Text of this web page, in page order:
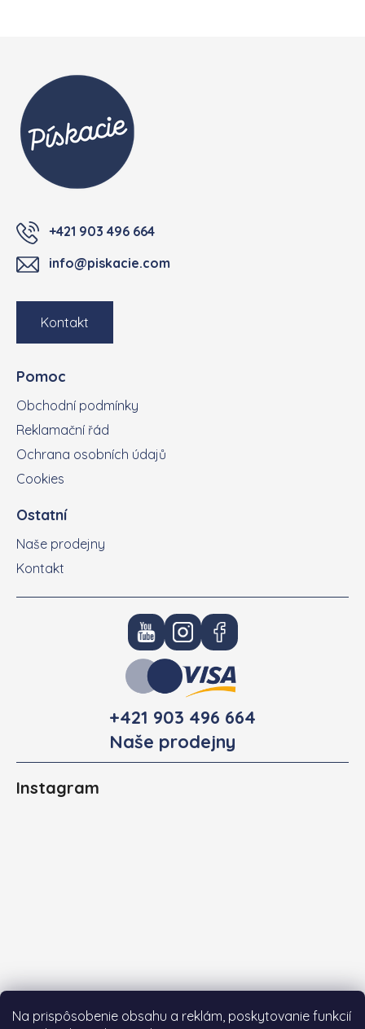
Na prispôsobenie obsahu a reklám, poskytovanie funkcií
+421 903 496 664
info@piskacie.com
Kontakt
Pomoc
Obchodní podmínky
Reklamační řád
Ochrana osobních údajů
Cookies
Ostatní
Naše prodejny
Kontakt
+421 903 496 664
Naše prodejny
Instagram